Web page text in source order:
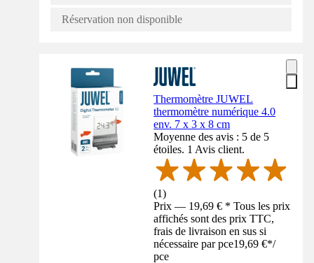
Réservation non disponible
Thermomètre JUWEL
thermomètre numérique 4.0
env. 7 x 3 x 8 cm
Moyenne des avis : 5 de 5
étoiles. 1 Avis client.
(1)
Prix — 19,69 € * Tous les prix
affichés sont des prix TTC,
frais de livraison en sus si
nécessaire par pce19,69 €*/
pce